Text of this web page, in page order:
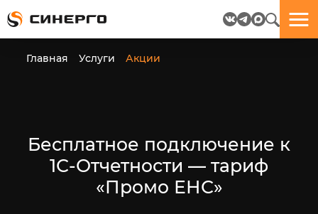
Главная Услуги Акции
Бесплатное подключение к
1С-Отчетности — тариф
«Промо ЕНС»
Отлично!
Данные
пёсика.
Отлично!
Бриф